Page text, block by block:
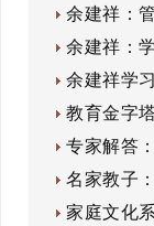
余建祥：
余建祥：
余建祥学
教育金字
专家解答
名家教子
家庭文化